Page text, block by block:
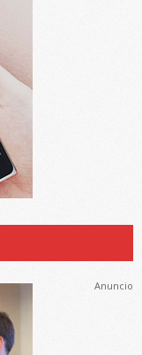
Anuncio